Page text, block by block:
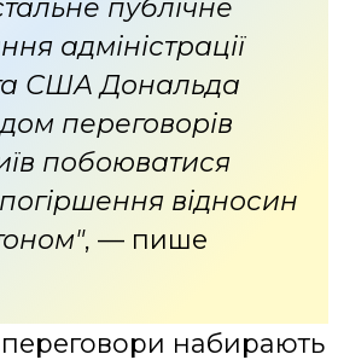
публічне
адміністрації
США Дональда
переговорів
побоюватися
відносин
, — пише
переговори набирають